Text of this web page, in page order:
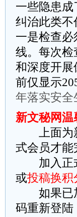
一些隐患成
纠治此类不
一是检查
线。每次检
和深度开
前仅显示
年落实安全
新文秘网温
上面为新
式会员才能
加入正式
或投稿换积
如果已
码重新登陆